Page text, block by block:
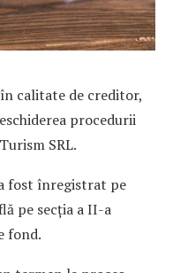
calitate de creditor,
procedurii
SRL.
fost înregistrat pe
pe secția a II-a
fond.